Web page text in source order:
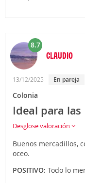
8.7
CLAUDIO
13/12/2025 En pareja
Colonia
Ideal para las
Desglose valoración
Buenos mercadillos,
oceo.
POSITIVO: Todo lo